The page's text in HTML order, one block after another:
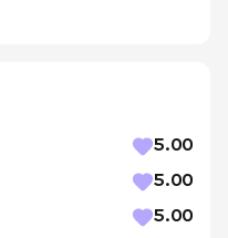
5.00
5.00
5.00